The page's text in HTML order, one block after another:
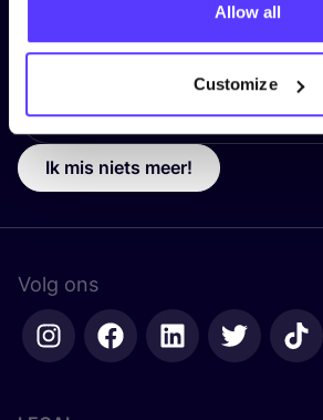
Allow all
Customize
Ik mis niets meer!
Volg ons